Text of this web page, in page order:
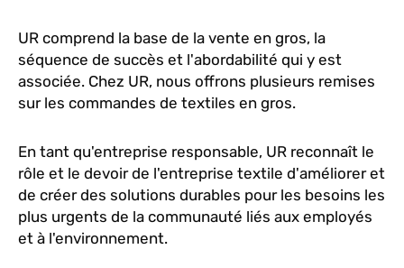
UR comprend la base de la vente en gros, la
séquence de succès et l'abordabilité qui y est
associée. Chez UR, nous offrons plusieurs remises
sur les commandes de textiles en gros.
En tant qu'entreprise responsable, UR reconnaît le
rôle et le devoir de l'entreprise textile d'améliorer et
de créer des solutions durables pour les besoins les
plus urgents de la communauté liés aux employés
et à l'environnement.